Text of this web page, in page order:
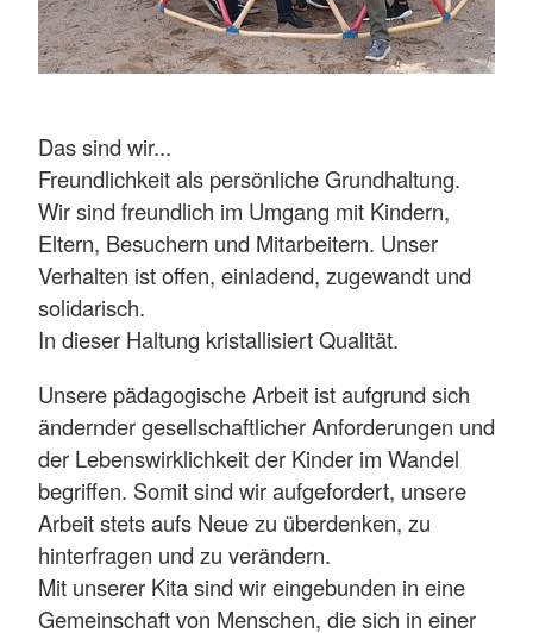
Das sind wir...
Freundlichkeit als persönliche Grundhaltung.
Wir sind freundlich im Umgang mit Kindern,
Eltern, Besuchern und Mitarbeitern. Unser
Verhalten ist offen, einladend, zugewandt und
solidarisch.
In dieser Haltung kristallisiert Qualität.
Unsere pädagogische Arbeit ist aufgrund sich
ändernder gesellschaftlicher Anforderungen und
der Lebenswirklichkeit der Kinder im Wandel
begriffen. Somit sind wir aufgefordert, unsere
Arbeit stets aufs Neue zu überdenken, zu
hinterfragen und zu verändern.
Mit unserer Kita sind wir eingebunden in eine
Gemeinschaft von Menschen, die sich in einer